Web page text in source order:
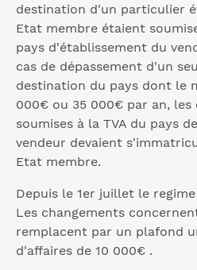
destination d'un particulier
Etat membre étaient
pays d'établissement du
cas de dépassement d'un
destination du pays dont le
000€ ou 35 000€ par an,
soumises à la TVA du pays
vendeur devaient
Etat membre.
Depuis le 1er juillet le
Les changements
remplacent par un plafond
d'affaires de 10 000€ .